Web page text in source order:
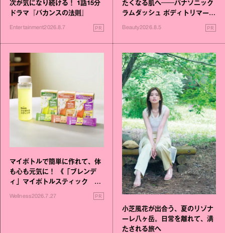
次が気になり続ける！ 1話15分
ドラマ『バカンスの法則』
Entertainment2026.8.7 PR
たくなる肌へ──パナソニック
ラムダッシュ ボディトリマーが
進化！
Beauty2026.8.5 PR
マイボトルで簡単に作れて、体
も心も元気に！ 《「ブレンデ
ィ」マイボトルスティック い
いこと毎日》シリーズが誕生
Wellness2026.7.27 PR
小芝風花が出合う、夏のリゾナ
ーレ八ヶ岳。日常を離れて、満
たされる旅へ